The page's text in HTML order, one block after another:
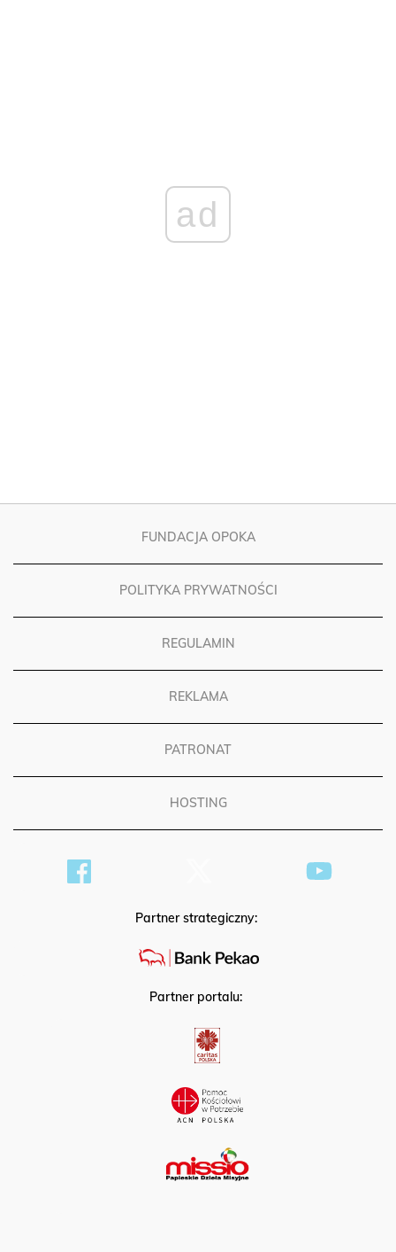
FUNDACJA OPOKA
POLITYKA PRYWATNOŚCI
REGULAMIN
REKLAMA
PATRONAT
HOSTING
Partner strategiczny:
Partner portalu: